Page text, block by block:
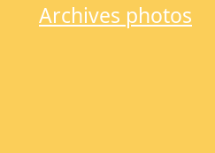
Archives photos